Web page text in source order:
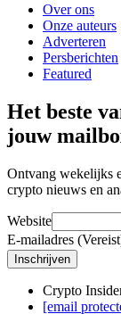
Over ons
Onze auteurs
Adverteren
Persberichten
Featured
Het beste
jouw
Ontvang wekelijks
crypto nieuws en
Website
E-mailadres
Inschrijven
Crypto
[email